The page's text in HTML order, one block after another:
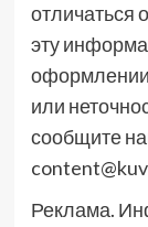
отличаться
эту
оформлении
или
сообщите
Реклама.